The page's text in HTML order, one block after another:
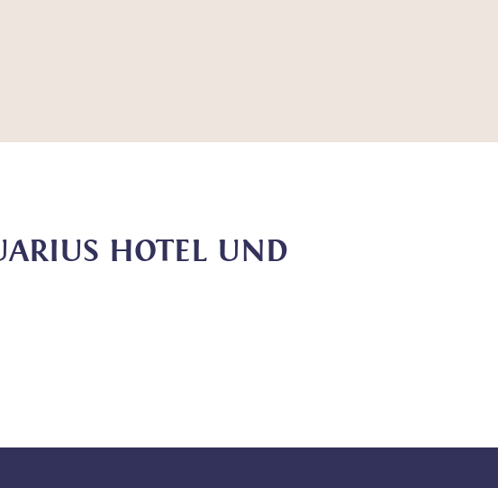
HOTEL UND